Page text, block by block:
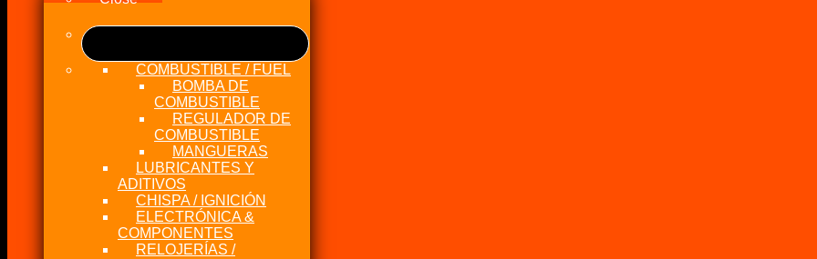
COMBUSTIBLE / FUEL
BOMBA DE
COMBUSTIBLE
REGULADOR DE
COMBUSTIBLE
MANGUERAS
LUBRICANTES Y
ADITIVOS
CHISPA / IGNICIÓN
ELECTRÓNICA &
COMPONENTES
RELOJERÍAS /